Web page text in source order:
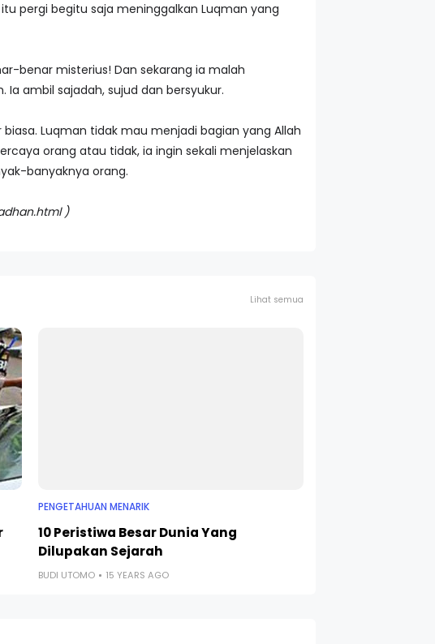
pergi begitu saja meninggalkan Luqman yang
benar misterius! Dan sekarang ia malah
ambil sajadah, sujud dan bersyukur.
Luqman tidak mau menjadi bagian yang Allah
orang atau tidak, ia ingin sekali menjelaskan
banyaknya orang.
)
Lihat semua
PENGETAHUAN MENARIK
10 Peristiwa Besar Dunia Yang
Dilupakan Sejarah
BUDI UTOMO 15 YEARS AGO